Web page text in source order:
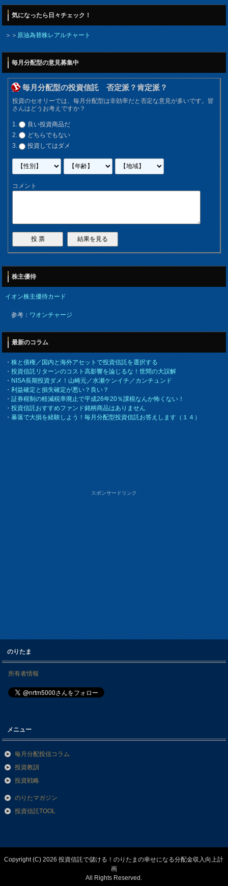
気になったら日々チェック！
＞＞原油為替株レアルチャート
毎月分配型の意見募集中
毎月分配型の投資信託 否定派？肯定派？
投資のセオリーでは、毎月分配型は非効率だと否定な意見が多いです。皆
さんはどうお考えですか？
良い投資商品だ
どちらでもない
投資してはダメ
コメント
株主優待
イオン株主優待カード
参考：ワオンチャージ
最新のコラム
・株と債権／国内と海外アセットで投資信託を選択する
・投資信託リターンのコスト高影響を論じるな！世間の大誤解
・NISA長期投資ダメ！山崎元／水瀬ケンイチ／カンチュンド
・利益確定と損失確定が悪い？良い？
・証券税制の軽減税率廃止で平成26年20％課税なんか怖くない！
・投資信託おすすめファンド銘柄商品はありません
・暴落で大損を経験しよう！毎月分配型投資信託お答えします（１４）
スポンサードリンク
のりたま
所有者情報
メニュー
毎月分配投信コラム
投資教訓
投資戦略
のりたマガジン
投資信託TOOL
Copyright (C) 2026 投資信託で儲ける！のりたまの幸せになる分配金収入向上計
画
All Rights Reserved.